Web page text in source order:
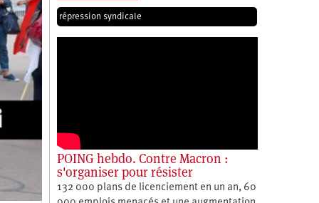
répression syndicale
POING hebdo. Contre Macron :
s'organiser pour résister
132 000 plans de licenciement en un an, 60